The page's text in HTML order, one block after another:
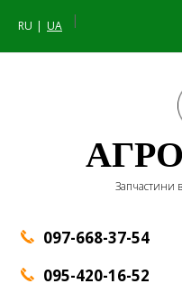
RU UA |
Запчастини
097-668-37-54
095-420-16-52